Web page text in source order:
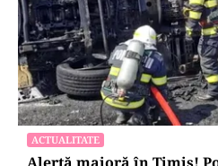
ACTUALITATE